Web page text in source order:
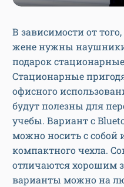
В зависимости от
жене нужны
подарок
Стационарные
офисного
будут полезны для
учебы. Вариант с
можно носить с собой
компактного чехла.
отличаются хорошим
варианты можно на